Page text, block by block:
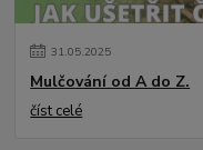
31.05.2025
Mulčování od A do Z.
číst celé